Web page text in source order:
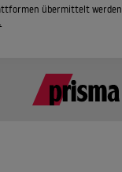
übermittelt werden.